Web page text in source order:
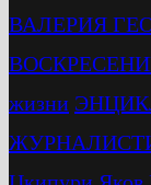
ВАЛЕРИЯ
жизни